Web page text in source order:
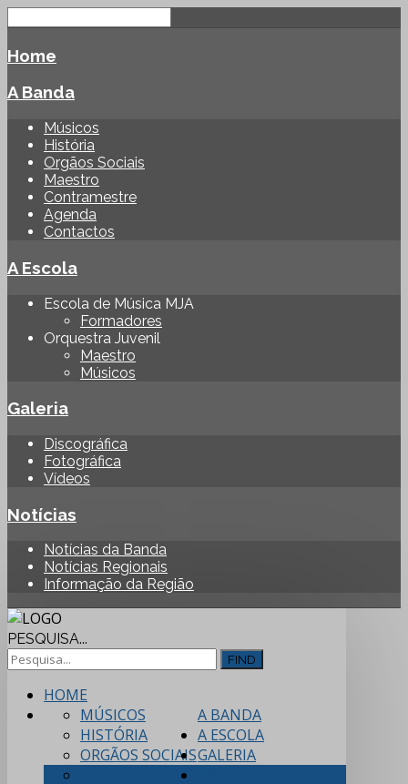
Home
A Banda
Músicos
História
Orgãos Sociais
Maestro
Contramestre
Agenda
Contactos
A Escola
Escola de Música MJA
Formadores
Orquestra Juvenil
Maestro
Músicos
Galeria
Discográfica
Fotográfica
Vídeos
Notícias
Notícias da Banda
Notícias Regionais
Informação da Região
PESQUISA...
FIND
HOME
A BANDA
MÚSICOS
HISTÓRIA
ORGÃOS SOCIAIS
A ESCOLA
GALERIA